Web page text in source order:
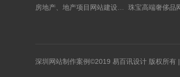
深圳网站制作案例©2019 易百讯设计 版权所有 |